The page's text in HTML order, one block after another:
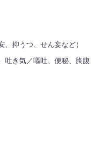
抑うつ、せん妄など）
吐き気／嘔吐、便秘、胸腹